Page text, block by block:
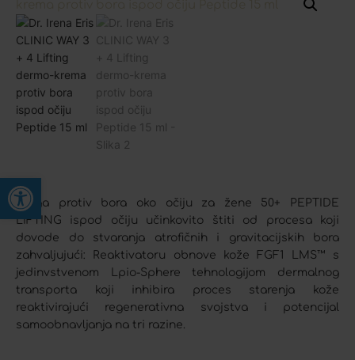
Open toolbar
Njega protiv bora oko očiju za žene 50+ PEPTIDE
LIFTING ispod očiju učinkovito štiti od procesa koji
dovode do stvaranja atrofičnih i gravitacijskih bora
zahvaljujući: Reaktivatoru obnove kože FGF1 LMS™ s
jedinvstvenom Lpio-Sphere tehnologijom dermalnog
transporta koji inhibira proces starenja kože
reaktivirajući regenerativna svojstva i potencijal
samoobnavljanja na tri razine.